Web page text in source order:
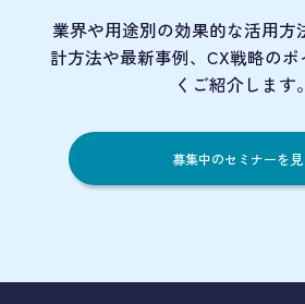
業界や用途別の効果的な活用方
計方法や最新事例、CX戦略の
くご紹介します。
募集中のセミナーを見